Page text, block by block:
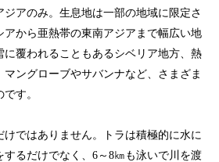
アのみ。生息地は一部の地域に限定さ
アから亜熱帯の東南アジアまで幅広い地
に覆われることもあるシベリア地方、熱
ングローブやサバンナなど、さまざま
す。
ではありません。トラは積極的に水に
するだけでなく、6～8㎞も泳いで川を渡